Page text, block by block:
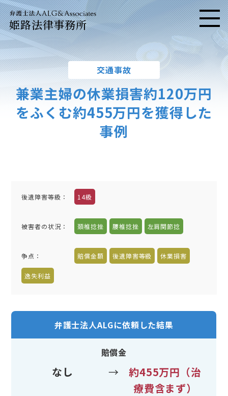
姫路法律事務所 メニ
交通事故
兼業主婦の休業損害約120万円
をふくむ約455万円を獲得した
事例
後遺障害等級： 14級
被害者の状況： 頚椎捻挫 腰椎捻挫 左肩関節捻
争点： 賠償金額 後遺障害等級 休業損害
逸失利益
弁護士法人ALGに依頼した結果
賠償金
なし →
約455万円（治
療費含まず）